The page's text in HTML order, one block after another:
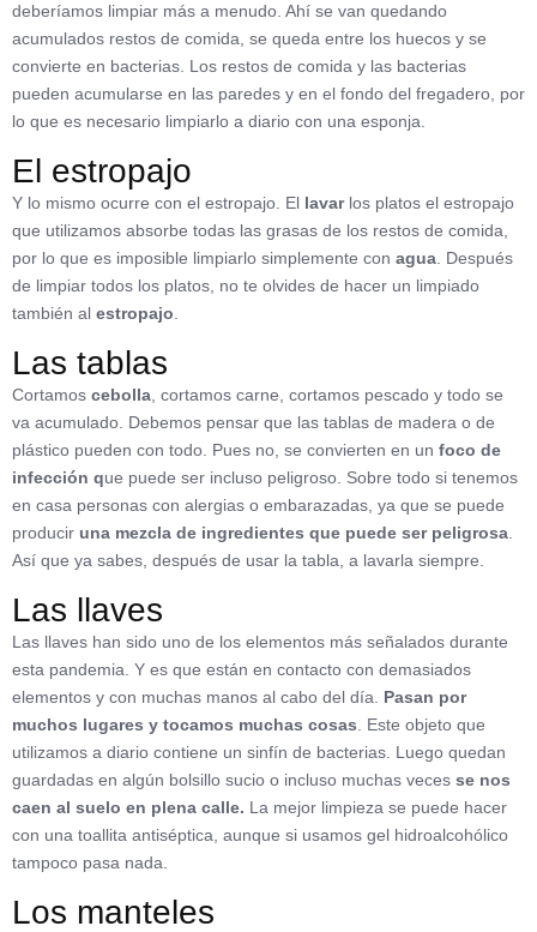
deberíamos limpiar más a menudo. Ahí se van quedando
acumulados restos de comida, se queda entre los huecos y se
convierte en bacterias. Los restos de comida y las bacterias
pueden acumularse en las paredes y en el fondo del fregadero, por
lo que es necesario limpiarlo a diario con una esponja.
El estropajo
Y lo mismo ocurre con el estropajo. El lavar los platos el estropajo
que utilizamos absorbe todas las grasas de los restos de comida,
por lo que es imposible limpiarlo simplemente con agua . Después
de limpiar todos los platos, no te olvides de hacer un limpiado
también al estropajo
Las tablas
Cortamos cebolla , cortamos carne, cortamos pescado y todo se
va acumulado. Debemos pensar que las tablas de madera o de
plástico pueden con todo. Pues no, se convierten en un foco de
infección que puede ser incluso peligroso. Sobre todo si tenemos
en casa personas con alergias o embarazadas, ya que se puede
producir una mezcla de ingredientes que puede ser peligrosa
Así que ya sabes, después de usar la tabla, a lavarla siempre.
Las llaves
Las llaves han sido uno de los elementos más señalados durante
esta pandemia. Y es que están en contacto con demasiados
elementos y con muchas manos al cabo del día. Pasan por
muchos lugares y tocamos muchas cosas . Este objeto que
utilizamos a diario contiene un sinfín de bacterias. Luego quedan
guardadas en algún bolsillo sucio o incluso muchas veces se nos
caen al suelo en plena calle. La mejor limpieza se puede hacer
con una toallita antiséptica, aunque si usamos gel hidroalcohólico
tampoco pasa nada.
Los manteles